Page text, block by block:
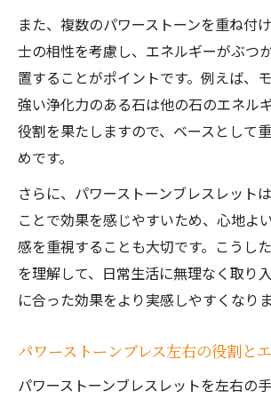
また、複数のパワーストーンを重ね付
士の相性を考慮し、エネルギーがぶつ
置することがポイントです。例えば、
強い浄化力のある石は他の石のエネル
役割を果たしますので、ベースとして
めです。
さらに、パワーストーンブレスレット
ことで効果を感じやすいため、心地よ
感を重視することも大切です。こうし
を理解して、日常生活に無理なく取り
に合った効果をより実感しやすくなりま
パワーストーンブレス左右の役割と
パワーストーンブレスレットを左右の